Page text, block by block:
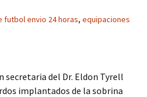
futbol envio 24 horas, equipaciones
secretaria del Dr. Eldon Tyrell
implantados de la sobrina